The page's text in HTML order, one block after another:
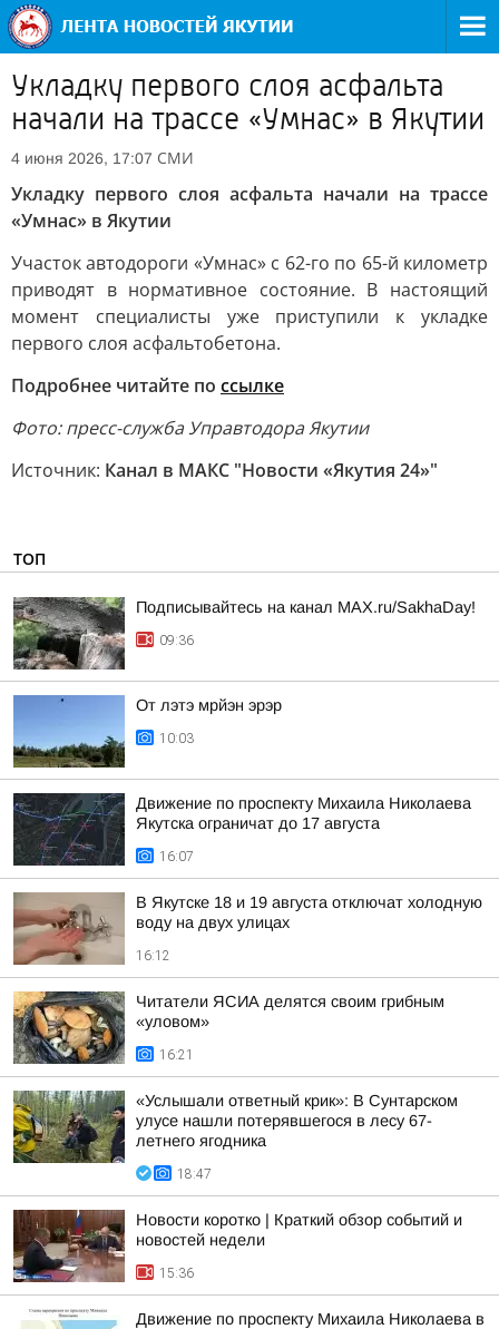
Укладку первого слоя асфальта
начали на трассе «Умнас» в Якутии
4 июня 2026, 17:07 СМИ
Укладку первого слоя асфальта начали на трассе
«Умнас» в Якутии
Участок автодороги «Умнас» с 62-го по 65-й километр
приводят в нормативное состояние. В настоящий
момент специалисты уже приступили к укладке
первого слоя асфальтобетона.
Подробнее читайте по ссылке
Фото: пресс-служба Управтодора Якутии
Источник: Канал в МАКС "Новости «Якутия 24»"
ТОП
Подписывайтесь на канал MAX.ru/SakhaDay!
09:36
От лэтэ мрйэн эрэр
10:03
Движение по проспекту Михаила Николаева
Якутска ограничат до 17 августа
16:07
В Якутске 18 и 19 августа отключат холодную
воду на двух улицах
16:12
Читатели ЯСИА делятся своим грибным
«уловом»
16:21
«Услышали ответный крик»: В Сунтарском
улусе нашли потерявшегося в лесу 67-
летнего ягодника
18:47
Новости коротко | Краткий обзор событий и
новостей недели
15:36
Движение по проспекту Михаила Николаева в